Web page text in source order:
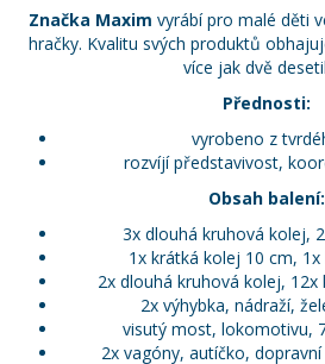
Značka Maxim vyrábí pro malé děti
hračky. Kvalitu svých produktů
více jak dvě
Přednosti:
vyrobeno z
rozvíjí představivost,
Obsah balení:
3x dlouhá kruhová kolej,
1x krátká kolej 10 cm,
2x dlouhá kruhová kolej,
2x výhybka, nádraží,
visutý most, lokomotivu,
2x vagóny, autíčko,